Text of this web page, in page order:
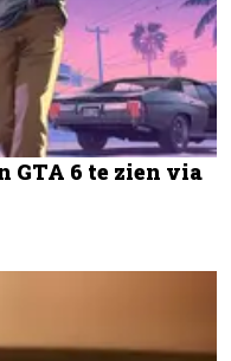
GTA 6 te zien via